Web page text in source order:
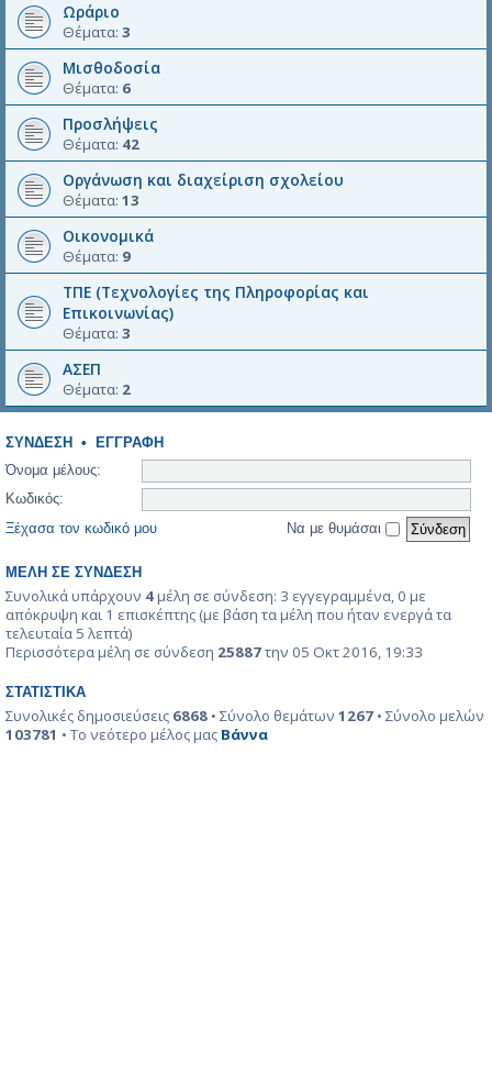
Ωράριο
Θέματα: 3
Μισθοδοσία
Θέματα: 6
Προσλήψεις
Θέματα: 42
Οργάνωση και διαχείριση σχολείου
Θέματα: 13
Οικονομικά
Θέματα: 9
ΤΠΕ (Τεχνολογίες της Πληροφορίας και
Επικοινωνίας)
Θέματα: 3
ΑΣΕΠ
Θέματα: 2
ΣΎΝΔΕΣΗ • ΕΓΓΡΑΦΉ
Όνομα μέλους:
Κωδικός:
Ξέχασα τον κωδικό μου
Να με θυμάσαι
ΜΈΛΗ ΣΕ ΣΎΝΔΕΣΗ
Συνολικά υπάρχουν 4μέλη σε σύνδεση: 3 εγγεγραμμένα, 0 με
απόκρυψη και 1 επισκέπτης (με βάση τα μέλη που ήταν ενεργά τα
τελευταία 5 λεπτά)
Περισσότερα μέλη σε σύνδεση 25887την 05 Οκτ 2016, 19:33
ΣΤΑΤΙΣΤΙΚΆ
Συνολικές δημοσιεύσεις 6868 • Σύνολο θεμάτων 1267 • Σύνολο μελών
103781 • Το νεότερο μέλος μας Βάννα